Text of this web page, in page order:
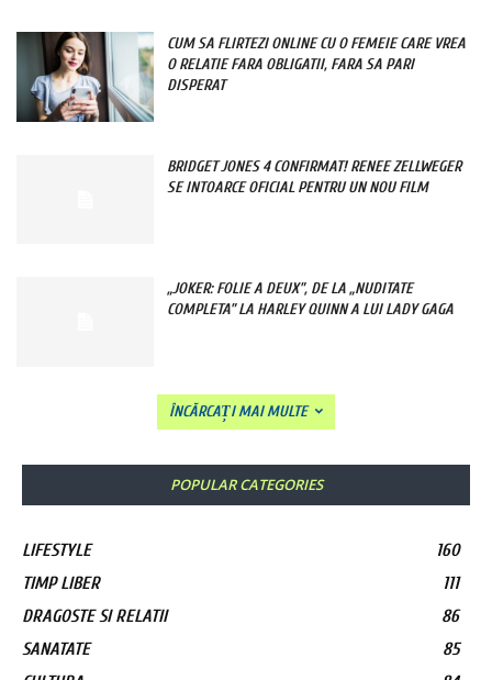
CUM SA FLIRTEZI ONLINE CU O FEMEIE CARE VREA
O RELATIE FARA OBLIGATII, FARA SA PARI
DISPERAT
BRIDGET JONES 4 CONFIRMAT! RENEE ZELLWEGER
SE INTOARCE OFICIAL PENTRU UN NOU FILM
„JOKER: FOLIE A DEUX”, DE LA „NUDITATE
COMPLETA” LA HARLEY QUINN A LUI LADY GAGA
ÎNCĂRCAȚI MAI MULTE
POPULAR CATEGORIES
LIFESTYLE
160
TIMP LIBER
111
DRAGOSTE SI RELATII
86
SANATATE
85